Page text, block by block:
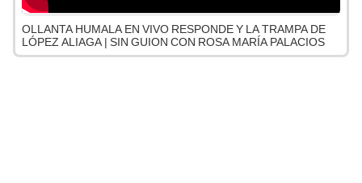
OLLANTA HUMALA EN VIVO RESPONDE Y LA TRAMPA DE
LÓPEZ ALIAGA | SIN GUION CON ROSA MARÍA PALACIOS